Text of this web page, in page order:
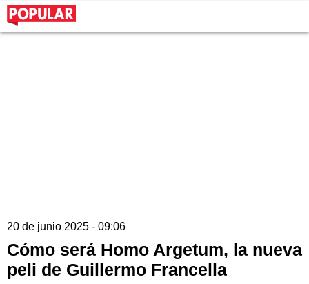
20 de junio 2025 - 09:06
Cómo será Homo Argetum, la nueva
peli de Guillermo Francella